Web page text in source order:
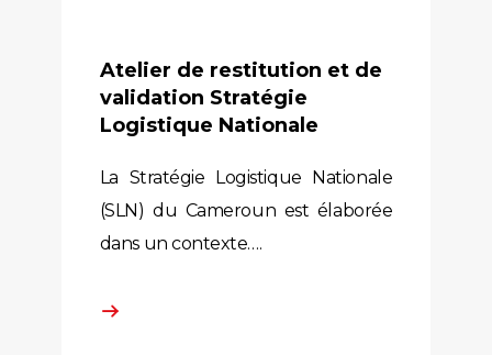
Atelier de restitution et de
validation Stratégie
Logistique Nationale
La Stratégie Logistique Nationale
(SLN) du Cameroun est élaborée
dans un contexte….